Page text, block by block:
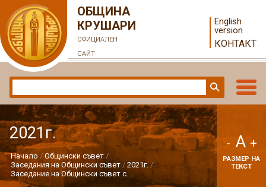
ОБЩИНА
КРУШАРИ
ОФИЦИАЛЕН
САЙТ
English
version
КОНТАКТ
2021г.
Начало
Общински съвет
Заседания на Общински съвет
2021г.
Заседание на Общински съвет с....
- A +
РАЗМЕР НА
ТЕКСТ